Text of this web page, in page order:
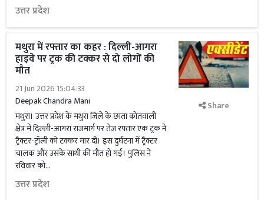
उत्तर प्रदेश
मथुरा में रफ्तार का कहर : दिल्ली-आगरा
हाइवे पर ट्रक की टक्कर से दो लोगों की
मौत
21 Jun 2026 15:04:33
Deepak Chandra Mani
मथुरा। उत्तर प्रदेश के मथुरा जिले के छाता कोतवाली
क्षेत्र में दिल्ली-आगरा राजमार्ग पर तेज रफ्तार एक ट्रक ने
ट्रैक्टर-ट्रॉली को टक्कर मार दी। इस दुर्घटना में ट्रैक्टर
चालक और उसके साथी की मौत हो गई। पुलिस ने
रविवार को...
उत्तर प्रदेश
Share